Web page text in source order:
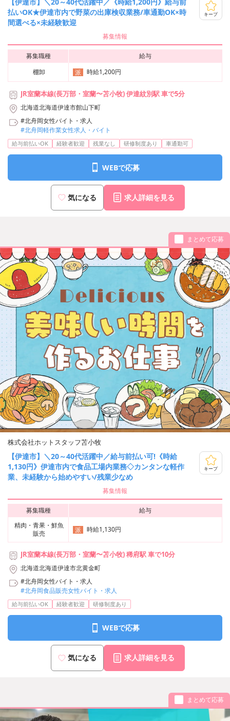
【伊達市】＼20～40代活躍中／《時給1,200円》給与前
払いOK★伊達市内で野菜の出庫検収業務/車通勤OK×時
間選べる×未経験歓迎
キープ
募集情報
募集職種
給与
棚卸
派 時給1,200円
JR室蘭本線(長万部・室蘭〜苫小牧) 伊達紋別駅 車で5分
北海道北海道伊達市館山下町
#北舟岡女性バイト・求人
#北舟岡軽作業女性求人・バイト
給与前払いOK 経験者歓迎 残業なし 研修制度あり 車通勤可
WEBで応募
気になる 求人詳細を見る
まとめて応募
株式会社ホットスタッフ苫小牧
【伊達市】＼20～40代活躍中／給与前払い可!《時給
1,130円》伊達市内で食品工場内業務◇カンタンな軽作
業、未経験から始めやすい/残業少なめ
キープ
募集情報
募集職種
給与
精肉・青果・鮮魚
販売
派 時給1,130円
JR室蘭本線(長万部・室蘭〜苫小牧) 稀府駅 車で10分
北海道北海道伊達市北黄金町
#北舟岡女性バイト・求人
#北舟岡食品販売女性バイト・求人
給与前払いOK 経験者歓迎 研修制度あり
WEBで応募
気になる 求人詳細を見る
まとめて応募